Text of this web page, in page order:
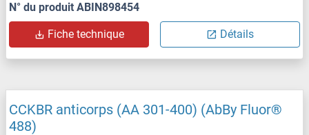
N° du produit ABIN898454
Fiche technique Détails
CCKBR anticorps (AA 301-400) (AbBy Fluor®
488)